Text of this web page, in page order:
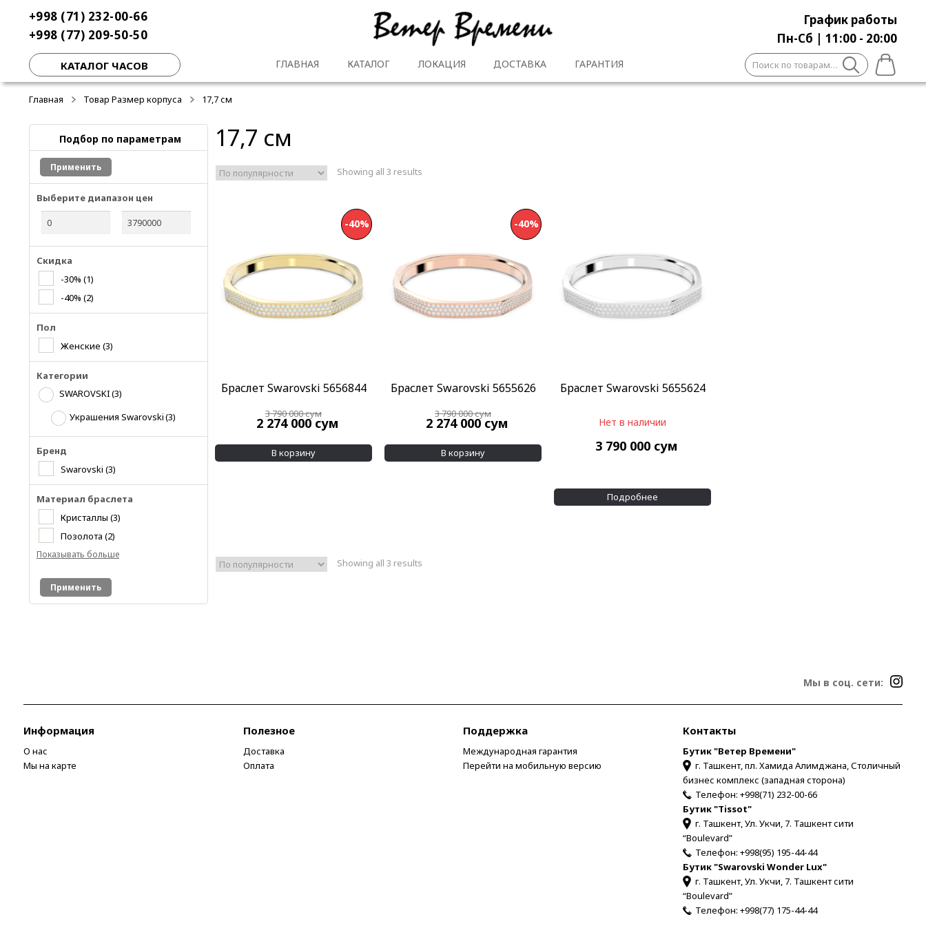
навигации
содержимому
+998 (71) 232-00-66
+998 (77) 209-50-50
График работы
Пн-Сб | 11:00 - 20:00
КАТАЛОГ ЧАСОВ ГЛАВНАЯ КАТАЛОГ ЛОКАЦИЯ ДОСТАВКА ГАРАНТИЯ Искать:
Главная Товар Размер корпуса 17,7 см
Подбор по параметрам
Применить
Выберите диапазон цен
Скидка
-30% (1)
-40% (2)
Пол
Женские (3)
Категории
SWAROVSKI(3)
Украшения Swarovski(3)
Бренд
Swarovski (3)
Материал браслета
Кристаллы (3)
Позолота (2)
Показывать больше
Применить
17,7 см
Showing all 3 results
Браслет Swarovski 5656844
-40%
3 790 000сум
2 274 000сум
В корзину
Браслет Swarovski 5655626
-40%
3 790 000сум
2 274 000сум
В корзину
Браслет Swarovski 5655624
Нет в наличии
3 790 000 сум
Подробнее
Showing all 3 results
Мы в соц. сети:
Информация
О нас
Мы на карте
Полезное
Доставка
Оплата
Поддержка
Международная гарантия
Перейти на мобильную версию
Контакты
Бутик "Ветер Времени"
г. Ташкент, пл. Хамида Алимджана, Столичный
бизнес комплекс (западная сторона)
Телефон: +998(71) 232-00-66
Бутик "Tissot"
г. Ташкент, Ул. Укчи, 7. Ташкент сити
“Boulevard”
Телефон: +998(95) 195-44-44
Бутик "Swarovski Wonder Lux"
г. Ташкент, Ул. Укчи, 7. Ташкент сити
“Boulevard”
Телефон: +998(77) 175-44-44